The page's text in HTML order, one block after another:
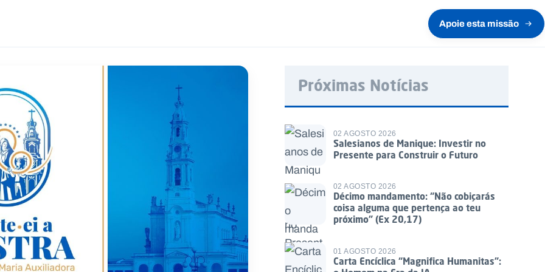
Apoie esta missão
Próximas Notícias
02 AGOSTO 2026
Salesianos de Manique: Investir no
Presente para Construir o Futuro
02 AGOSTO 2026
Décimo mandamento: “Não cobiçarás
coisa alguma que pertença ao teu
próximo” (Ex 20,17)
01 AGOSTO 2026
Carta Encíclica “Magnifica Humanitas”: